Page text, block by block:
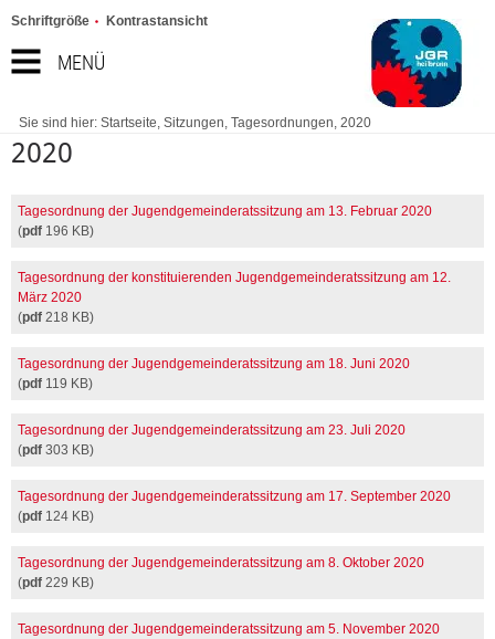
MENÜ
Schriftgröße Kontrastansicht
Sie sind hier: Startseite, Sitzungen, Tagesordnungen, 2020
2020
Tagesordnung der Jugendgemeinderatssitzung am 13. Februar 2020
(pdf 196 KB)
Tagesordnung der konstituierenden Jugendgemeinderatssitzung am 12.
März 2020
(pdf 218 KB)
Tagesordnung der Jugendgemeinderatssitzung am 18. Juni 2020
(pdf 119 KB)
Tagesordnung der Jugendgemeinderatssitzung am 23. Juli 2020
(pdf 303 KB)
Tagesordnung der Jugendgemeinderatssitzung am 17. September 2020
(pdf 124 KB)
Tagesordnung der Jugendgemeinderatssitzung am 8. Oktober 2020
(pdf 229 KB)
Tagesordnung der Jugendgemeinderatssitzung am 5. November 2020